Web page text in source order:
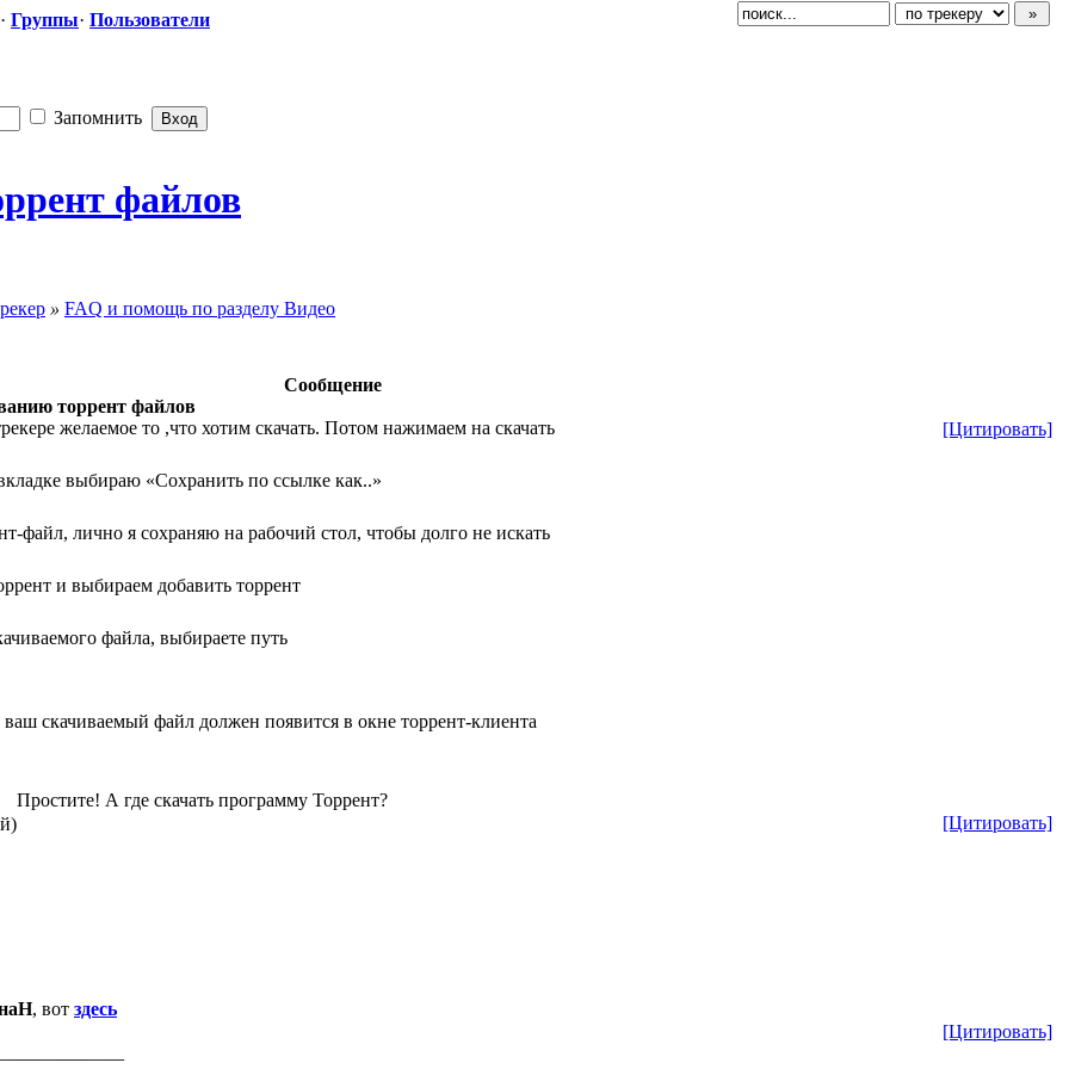
· Группы· Пользователи
Запомнить
файлов
» FAQ и помощь по разделу Видео
Сообщение
[Цитировать]
торрент файлов
желаемое то ,что хотим скачать. Потом нажимаем на скачать
выбираю «Сохранить по ссылке как..»
файл, лично я сохраняю на рабочий стол, чтобы долго не искать
и выбираем добавить торрент
файла, выбираете путь
скачиваемый файл должен появится в окне торрент-клиента
[Цитировать]
Простите! А где скачать программу Торрент?
[Цитировать]
, вот здесь